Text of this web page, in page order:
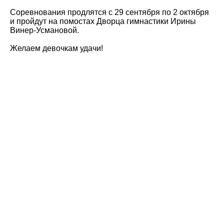
Соревнования продлятся с 29 сентября по 2 октября
и пройдут на помостах Дворца гимнастики Ирины
Винер-Усмановой.
Желаем девочкам удачи!